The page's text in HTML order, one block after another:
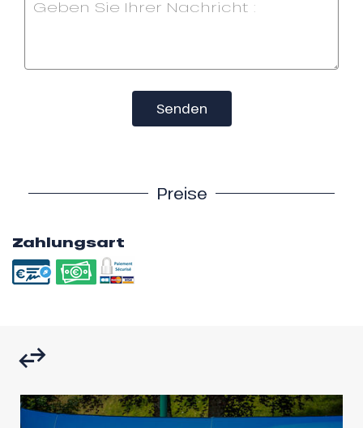
Senden
Preise
Zahlungsart